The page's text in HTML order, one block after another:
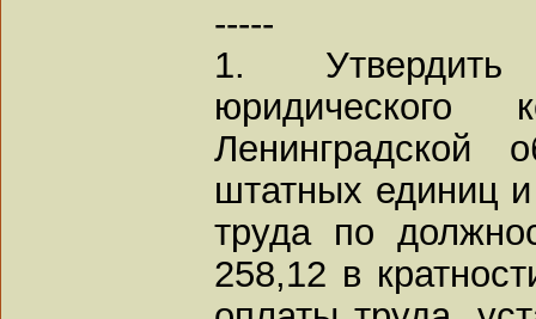
-----
1. Утвердить
юридического
Ленинградской
штатных единиц
труда по
258,12 в